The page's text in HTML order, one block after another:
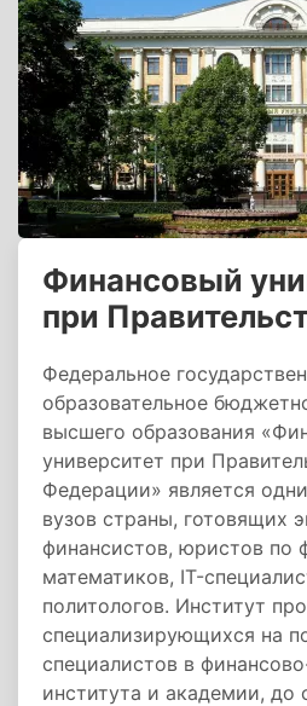
Финансовый
при
Федеральное
образовательное
высшего образования
университет при
Федерации» является
вузов страны, готовящих
финансистов, юристов по
математиков, IT-
политологов. Институт
специализирующихся на
специалистов в
института и академии, до